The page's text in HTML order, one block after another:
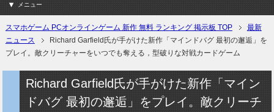
メニュー
スマホゲーム PCオンラインゲーム 新作 無料 ランキング 掲示板 TOP
最新
ニュース
Richard Garfield氏が手がけた新作「マインドバグ 最初の邂逅」を
プレイ。敵クリーチャーをいつでも奪える，型破りな対戦カードゲーム
Richard Garfield氏が手がけた新作「マイン
ドバグ 最初の邂逅」をプレイ。敵クリーチ